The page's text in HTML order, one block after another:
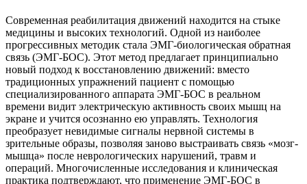
Современная реабилитация движений находится на стыке
медицины и высоких технологий. Одной из наиболее
прогрессивных методик стала ЭМГ-биологическая обратная
связь (ЭМГ-БОС). Этот метод предлагает принципиально
новый подход к восстановлению движений: вместо
традиционных упражнений пациент с помощью
специализированного аппарата ЭМГ-БОС в реальном
времени видит электрическую активность своих мышц на
экране и учится осознанно ею управлять. Технология
преобразует невидимые сигналы нервной системы в
зрительные образы, позволяя заново выстраивать связь «мозг-
мышца» после неврологических нарушений, травм и
операций. Многочисленные исследования и клиническая
практика подтверждают, что применение ЭМГ-БОС в